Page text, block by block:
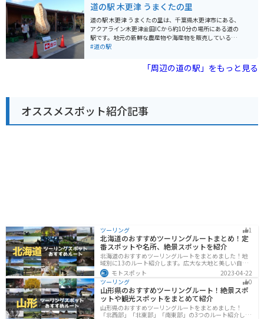
戸川や国府台など、自然豊かな観光スポットも点在して
います。少し足を延ばせば、東京ディズニーリゾートに
もアクセス可能です。
アイスクリームのお店も人気です。地元産の牛乳や果物
を使った、ここでしか味わえないフレーバーを楽しむこ
とができます。 バイクで訪れる場合、道の駅には広々と
した駐車場が用意されているので安心です。周辺には、
東京湾を望む絶景スポットや、自然豊かな公園など、ツ
道の駅 木更津 うまくたの里
道の駅 木更津 うまくたの里は、千葉県木更津市にある、
アクアライン木更津金田ICから約10分の場所にある道の
駅です。地元の新鮮な農産物や海産物を販売している直
売所や、木更津名物のあさりを使った料理が楽しめるレ
駐車場があるので安心です。アクアラインを通って東京
方面から来る場合は、海ほたるPAで休憩してから向かう
あさりや海苔などの海産物が有名です。道の駅 うまくた
の里でも、新鮮な魚介類を購入することができます。ま
た、お土産には、木更津産の海苔を使ったお菓子や、あ
#道の駅
「周辺の道の駅」をもっと見る
オススメスポット紹介記事
ツーリング 1
北海道のおすすめツーリングルートまとめ！定
番スポットや名所、絶景スポットを紹介
北海道のおすすめツーリングルートをまとめました！地
域別に13のルート紹介します。広大な大地と美しい自然
が広がり、四季折々の魅力を楽しめる観光スポットが数
多くあります。バイクで北海道にツーリングに行く際は
参考にしてください。
モトスポット
2023-04-22
ツーリング
0
山形県のおすすめツーリングルート！絶景スポ
ットや観光スポットをまとめて紹介
山形県のおすすめツーリングルートをまとめました！
「北西部」「北東部」「南東部」の3つのルート紹介しま